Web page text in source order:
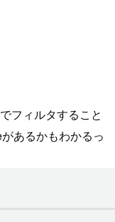
フィルタすること
あるかもわかるっ